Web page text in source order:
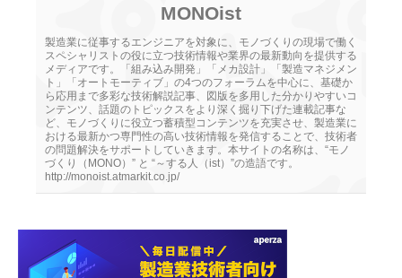
MONOist
製造業に従事するエンジニアを対象に、モノづくりの現場で働く
スペシャリストの役に立つ技術情報や業界の最新動向を提供する
メディアです。「組み込み開発」「メカ設計」「製造マネジメン
ト」「オートモーティブ」の4つのフォーラムを中心に、基礎か
ら応用まで多彩な技術解説記事、図版を多用した分かりやすいコ
ンテンツ、話題のトピックスをより深く掘り下げた連載記事な
ど、モノづくりに役立つ蓄積型コンテンツを充実させ、製造業に
おける最新かつ専門性の高い技術情報を発信することで、技術者
の問題解決をサポートしていきます。本サイトの名称は、“モノ
づくり（MONO）” と “～する人（ist）”の造語です。
http://monoist.atmarkit.co.jp/